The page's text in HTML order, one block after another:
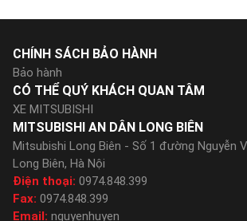
MITSUBISHI AN DÂN LONG BIÊN
Mitsubishi Long Biên - Số 1 đường Nguyễn
Long Biên, Hà Nội
Điện thoại: 0974.848.399
Fax: 0974.848.399
Email: nguyenhuyen
CHÍNH SÁCH BẢO HÀNH
Bảo hành
CÓ THỂ QUÝ KHÁCH QUAN TÂM
XE MITSUBISHI